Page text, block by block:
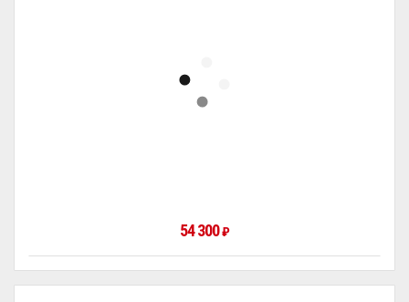
54 300₽